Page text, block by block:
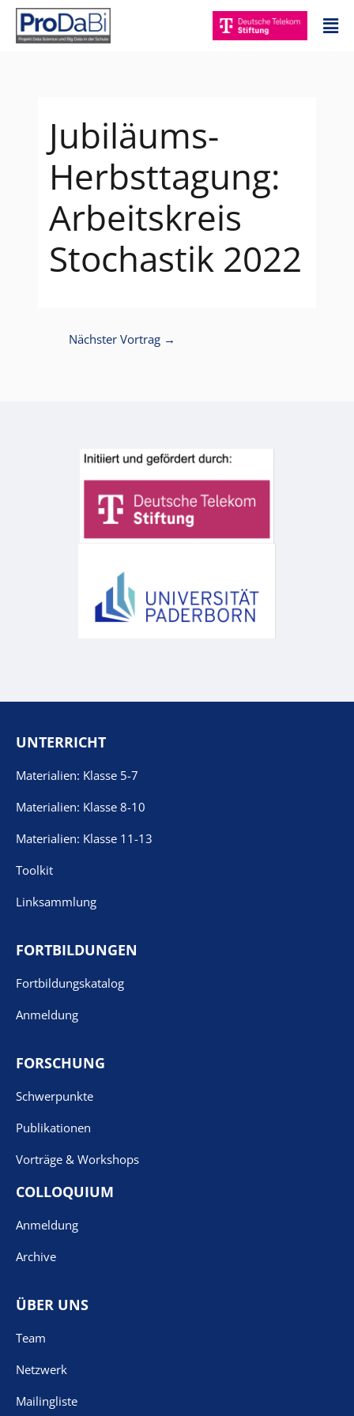
Zum
Inhalt
springen
Jubiläums-
Herbsttagung:
Arbeitskreis
Stochastik 2022
Nächster Vortrag →
UNTERRICHT
Materialien: Klasse 5-7
Materialien: Klasse 8-10
Materialien: Klasse 11-13
Toolkit
Linksammlung
FORTBILDUNGEN
Fortbildungskatalog
Anmeldung
FORSCHUNG
Schwerpunkte
Publikationen
Vorträge & Workshops
COLLOQUIUM
Anmeldung
Archive
ÜBER UNS
Team
Netzwerk
Mailingliste